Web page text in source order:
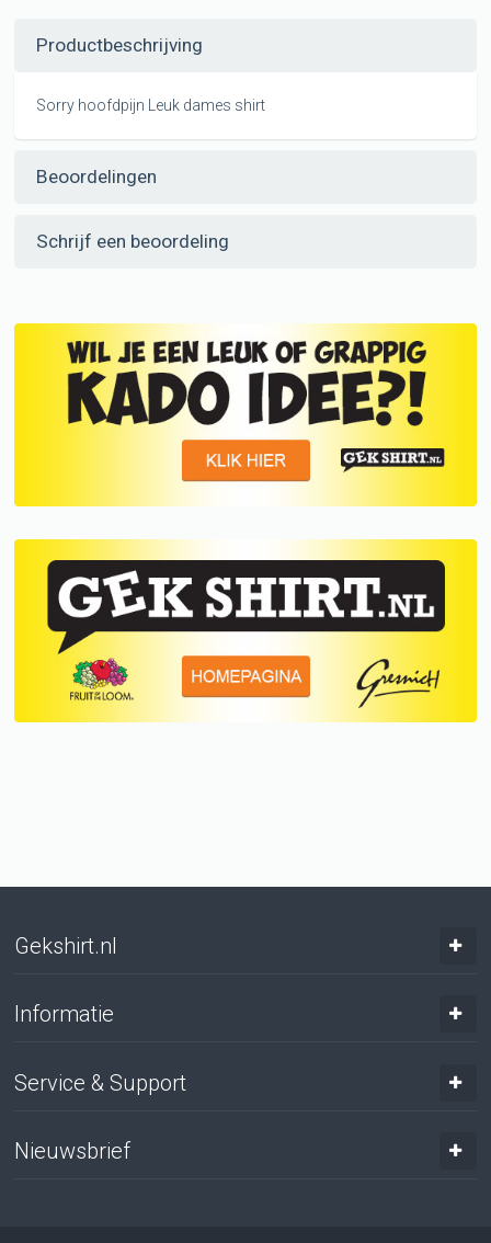
Productbeschrijving
Sorry hoofdpijn Leuk dames shirt
Beoordelingen
Schrijf een beoordeling
Gekshirt.nl
Informatie
Service & Support
Nieuwsbrief